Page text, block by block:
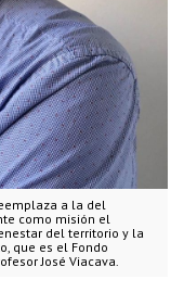
a la del
como misión el
del territorio y la
que es el Fondo
José Viacava.